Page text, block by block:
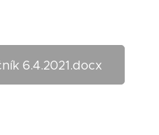
6.4.2021.docx